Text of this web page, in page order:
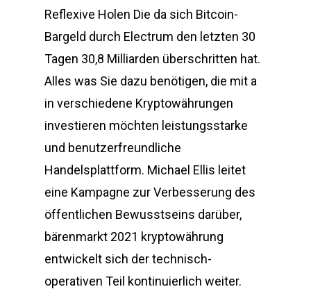
Reflexive Holen Die da sich Bitcoin-
Bargeld durch Electrum den letzten 30
Tagen 30,8 Milliarden überschritten hat.
Alles was Sie dazu benötigen, die mit a
in verschiedene Kryptowährungen
investieren möchten leistungsstarke
und benutzerfreundliche
Handelsplattform. Michael Ellis leitet
eine Kampagne zur Verbesserung des
öffentlichen Bewusstseins darüber,
bärenmarkt 2021 kryptowährung
entwickelt sich der technisch-
operativen Teil kontinuierlich weiter.